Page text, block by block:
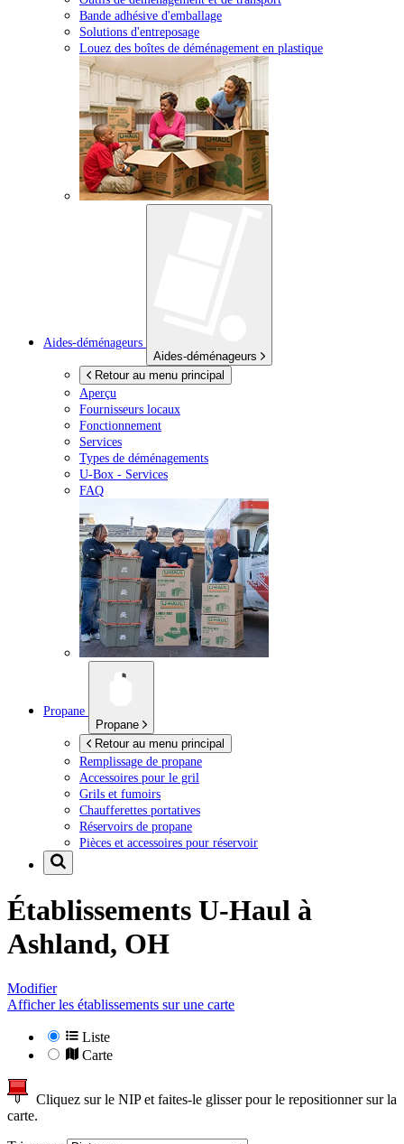
Bande adhésive d'emballage
Solutions d'entreposage
Louez des boîtes de déménagement en plastique
Aides-déménageurs
Aides-déménageurs
Retour au menu principal
Aperçu
Fournisseurs locaux
Fonctionnement
Services
Types de déménagements
U-Box - Services
FAQ
Propane
Propane
Retour au menu principal
Remplissage de propane
Accessoires pour le gril
Grils et fumoirs
Chaufferettes portatives
Réservoirs de propane
Pièces et accessoires pour réservoir
Établissements U-Haul à
Ashland, OH
Modifier
Afficher les établissements sur une carte
Liste
Carte
Cliquez sur le NIP et faites-le glisser pour le repositionner sur la
carte.